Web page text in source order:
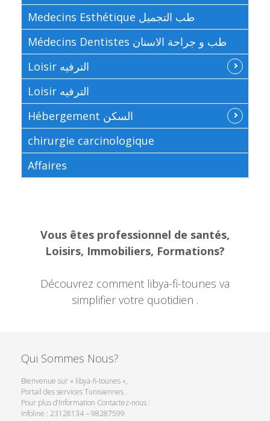
Medecins Esthétique طب التجميل
Médecins Dentistes طب و جراحة الاسنان
Loisir الترفيه
Loisir الترفيه
Hébergement السكن
chirurgie carcinologique
Affaires
Vous êtes professionnel de santés,
Loisirs, Immobiliers, Formations?
Découvrez comment libya-fi-tounes va
simplifier votre quotidien .
Qui Sommes Nous?
Bienvenue sur « libya-fi-tounes »,
Portail des services Tunisiennes .
Pour plus d’Information Contactez-nous :
Infoline : 23128134 – 98287599